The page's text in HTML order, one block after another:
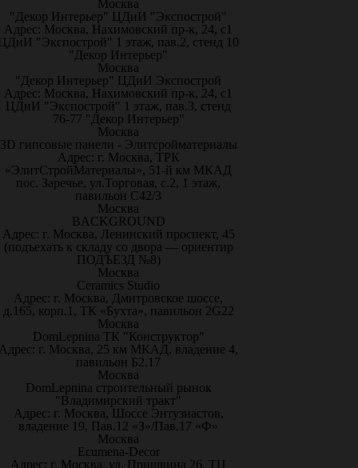
Москва
"Декор Интерьер" ЦДиИ "Экспострой"
Адрес: Москва, Нахимовский пр-к, 24, с1
"Экспострой" 1 этаж, пав.2, стенд 10
"Декор Интерьер"
Москва
"Декор Интерьер" ЦДиИ Экспострой
Адрес: Москва, Нахимовский пр-к, 24, с1
ЦДиИ "Экспострой" 1 этаж, пав.3, стенд
76-77 "Декор Интерьер"
Москва
3D гипсовые панели - Элитсройматериалы
Адрес: г. Москва, ТРК
«ЭлитСтройМатериалы», 51-й км МКАД
пос. Заречье, ул.Торговая, с.2, 1 этаж,
павильон С42/3
Москва
BACKGROUND
Адрес: г. Москва, Ленинский проспект, 45
(подъехать к складу со двора — ориентир
ПОДЪЕЗД №8)
Москва
Ceramics Studio
Адрес: г. Москва, Дмитровское шоссе,
д.165, корп.1, ТК «Бухта», павильон 2G22
Москва
DomLepnina ТК "Конструктор"
г. Москва, 25 км МКАД, владение 4,
павильон Б2.17
Москва
DomLepnina строительный рынок
"Владимирский тракт"
Адрес: г. Москва, Шоссе Энтузиастов,
владение 19, Пав.12 «З»/Пав.17 «Ф»
Москва
Ecumena-Decor
Адрес: г. Москва, ул. Пришвина 26, ТЦ